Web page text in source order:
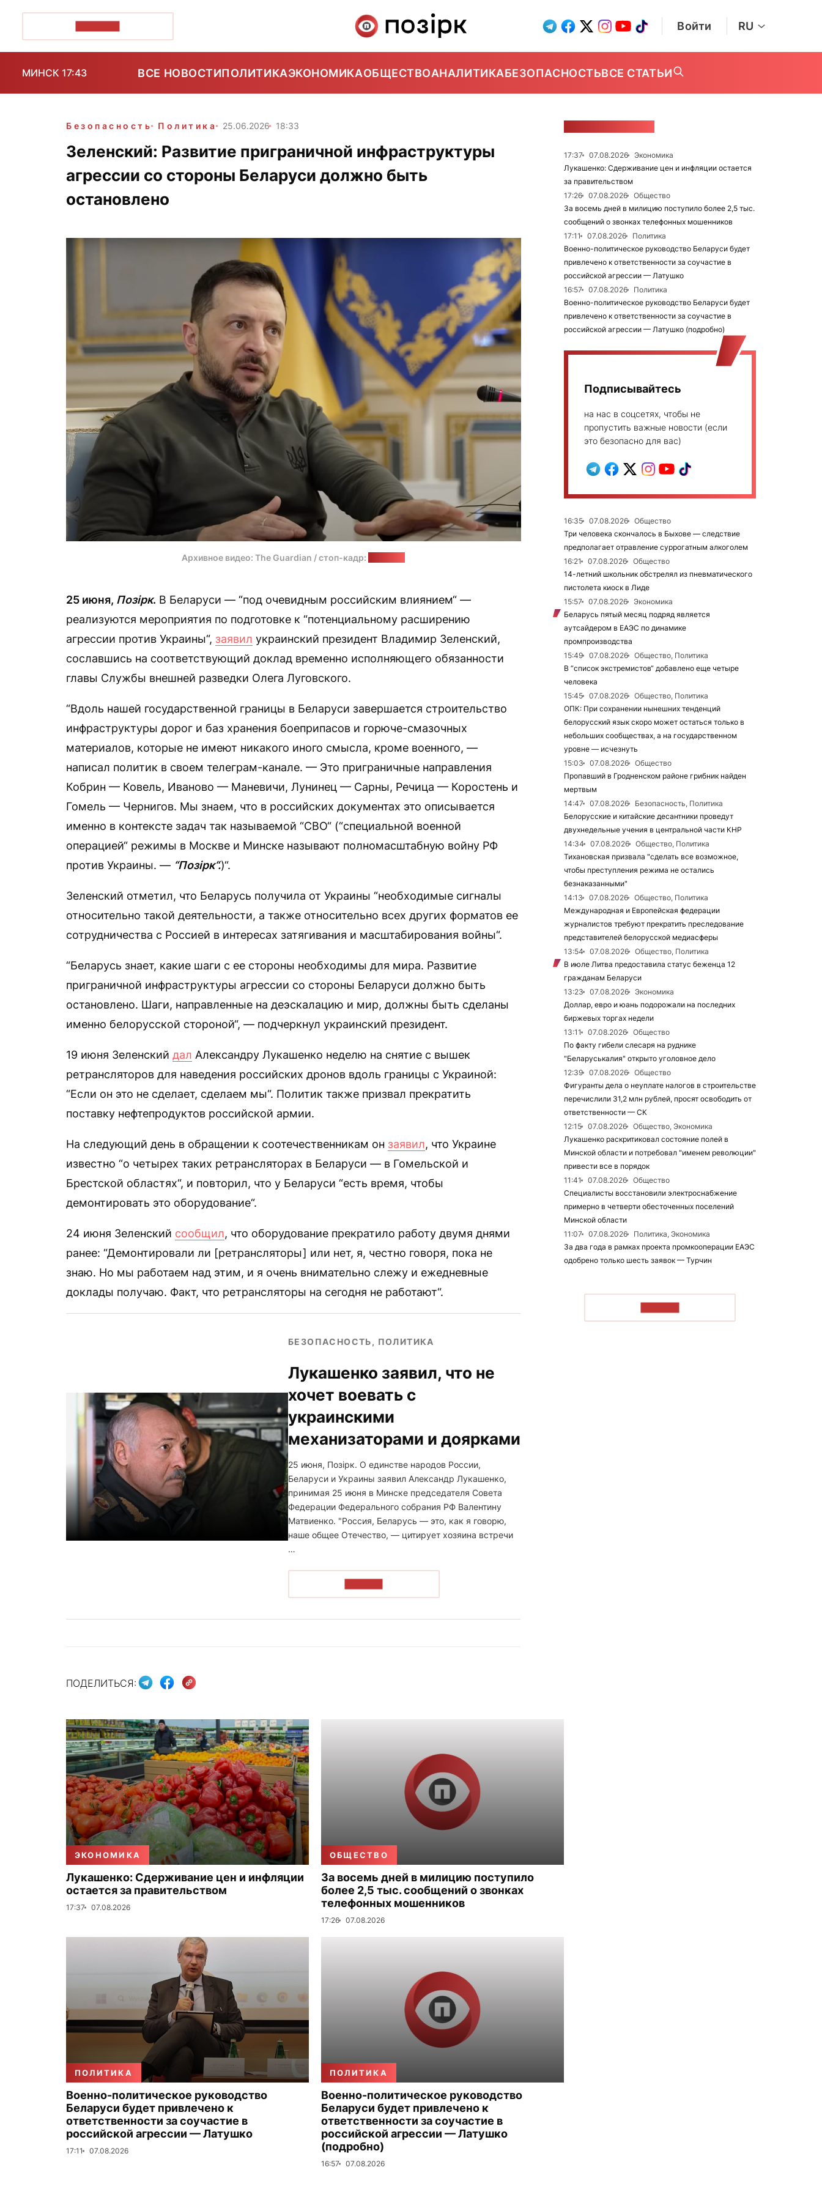
Войти RU
МИНСК 17:43 ВСЕ НОВОСТИПОЛИТИКАЭКОНОМИКАОБЩЕСТВОАНАЛИТИКАБЕЗОПАСНОСТЬВСЕ СТАТЬИ
Безопасность Политика 25.06.2026 18:33
Зеленский: Развитие приграничной инфраструктуры
агрессии со стороны Беларуси должно быть
остановлено
Архивное видео: The Guardian / стоп-кадр:
25 июня, Позірк. В Беларуси — “под очевидным российским влиянием“ —
реализуются мероприятия по подготовке к “потенциальному расширению
агрессии против Украины“, заявил украинский президент Владимир Зеленский,
сославшись на соответствующий доклад временно исполняющего обязанности
главы Службы внешней разведки Олега Луговского.
“Вдоль нашей государственной границы в Беларуси завершается строительство
инфраструктуры дорог и баз хранения боеприпасов и горюче-смазочных
материалов, которые не имеют никакого иного смысла, кроме военного, —
написал политик в своем телеграм-канале. — Это приграничные направления
Кобрин — Ковель, Иваново — Маневичи, Лунинец — Сарны, Речица — Коростень и
Гомель — Чернигов. Мы знаем, что в российских документах это описывается
именно в контексте задач так называемой “СВО“ (“специальной военной
операцией“ режимы в Москве и Минске называют полномасштабную войну РФ
против Украины. — “Позірк“.)“.
Зеленский отметил, что Беларусь получила от Украины “необходимые сигналы
относительно такой деятельности, а также относительно всех других форматов ее
сотрудничества с Россией в интересах затягивания и масштабирования войны“.
“Беларусь знает, какие шаги с ее стороны необходимы для мира. Развитие
приграничной инфраструктуры агрессии со стороны Беларуси должно быть
остановлено. Шаги, направленные на деэскалацию и мир, должны быть сделаны
именно белорусской стороной“, — подчеркнул украинский президент.
19 июня Зеленский дал Александру Лукашенко неделю на снятие с вышек
ретрансляторов для наведения российских дронов вдоль границы с Украиной:
“Если он это не сделает, сделаем мы“. Политик также призвал прекратить
поставку нефтепродуктов российской армии.
На следующий день в обращении к соотечественникам он заявил, что Украине
известно “о четырех таких ретрансляторах в Беларуси — в Гомельской и
Брестской областях“, и повторил, что у Беларуси “есть время, чтобы
демонтировать это оборудование“.
24 июня Зеленский сообщил, что оборудование прекратило работу двумя днями
ранее: “Демонтировали ли [ретрансляторы] или нет, я, честно говоря, пока не
знаю. Но мы работаем над этим, и я очень внимательно слежу и ежедневные
доклады получаю. Факт, что ретрансляторы на сегодня не работают“.
БЕЗОПАСНОСТЬ, ПОЛИТИКА
Лукашенко заявил, что не
хочет воевать с
украинскими
механизаторами и доярками
25 июня, Позірк. О единстве народов России,
Беларуси и Украины заявил Александр Лукашенко,
принимая 25 июня в Минске председателя Совета
Федерации Федерального собрания РФ Валентину
Матвиенко. "Россия, Беларусь — это, как я говорю,
наше общее Отечество, — цитирует хозяина встречи
…
ПОДЕЛИТЬСЯ:
ЭКОНОМИКА
Лукашенко: Сдерживание цен и инфляции
остается за правительством
17:37 07.08.2026
ОБЩЕСТВО
За восемь дней в милицию поступило
более 2,5 тыс. сообщений о звонках
телефонных мошенников
17:26 07.08.2026
ПОЛИТИКА
Военно-политическое руководство
Беларуси будет привлечено к
ответственности за соучастие в
российской агрессии — Латушко
17:11 07.08.2026
ПОЛИТИКА
Военно-политическое руководство
Беларуси будет привлечено к
ответственности за соучастие в
российской агрессии — Латушко
(подробно)
16:57 07.08.2026
17:37 07.08.2026
Экономика
Лукашенко: Сдерживание цен и инфляции остается
за правительством
17:26
07.08.2026
Общество
За восемь дней в милицию поступило более 2,5 тыс.
сообщений о звонках телефонных мошенников
17:11
07.08.2026
Политика
Военно-политическое руководство Беларуси будет
привлечено к ответственности за соучастие в
российской агрессии — Латушко
16:57
07.08.2026
Политика
Военно-политическое руководство Беларуси будет
привлечено к ответственности за соучастие в
российской агрессии — Латушко (подробно)
Подписывайтесь
на нас в соцсетях, чтобы не
пропустить важные новости (если
это безопасно для вас)
16:35 07.08.2026
Общество
Три человека скончалось в Быхове — следствие
предполагает отравление суррогатным алкоголем
16:21
07.08.2026
Общество
14-летний школьник обстрелял из пневматического
пистолета киоск в Лиде
15:57
07.08.2026
Экономика
Беларусь пятый месяц подряд является
аутсайдером в ЕАЭС по динамике
промпроизводства
15:49
07.08.2026
Общество, Политика
В “список экстремистов“ добавлено еще четыре
человека
15:45
07.08.2026
Общество, Политика
ОПК: При сохранении нынешних тенденций
белорусский язык скоро может остаться только в
небольших сообществах, а на государственном
уровне — исчезнуть
15:03
07.08.2026
Общество
Пропавший в Гродненском районе грибник найден
мертвым
14:47
07.08.2026
Безопасность, Политика
Белорусские и китайские десантники проведут
двухнедельные учения в центральной части КНР
14:34
07.08.2026
Общество, Политика
Тихановская призвала "сделать все возможное,
чтобы преступления режима не остались
безнаказанными"
14:13
07.08.2026
Общество, Политика
Международная и Европейская федерации
журналистов требуют прекратить преследование
представителей белорусской медиасферы
13:54
07.08.2026
Общество, Политика
В июле Литва предоставила статус беженца 12
гражданам Беларуси
13:23
07.08.2026
Экономика
Доллар, евро и юань подорожали на последних
биржевых торгах недели
13:11
07.08.2026
Общество
По факту гибели слесаря на руднике
"Беларуськалия" открыто уголовное дело
12:39
07.08.2026
Общество
Фигуранты дела о неуплате налогов в строительстве
перечислили 31,2 млн рублей, просят освободить от
ответственности — СК
12:15
07.08.2026
Общество, Экономика
Лукашенко раскритиковал состояние полей в
Минской области и потребовал "именем революции"
привести все в порядок
11:41
07.08.2026
Общество
Специалисты восстановили электроснабжение
примерно в четверти обесточенных поселений
Минской области
11:07
07.08.2026
Политика, Экономика
За два года в рамках проекта промкооперации ЕАЭС
одобрено только шесть заявок — Турчин